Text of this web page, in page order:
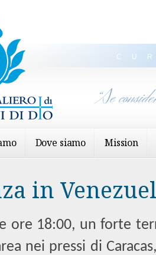
Dove siamo Mission
“Se
in
ore 18:00, un forte
nei pressi di